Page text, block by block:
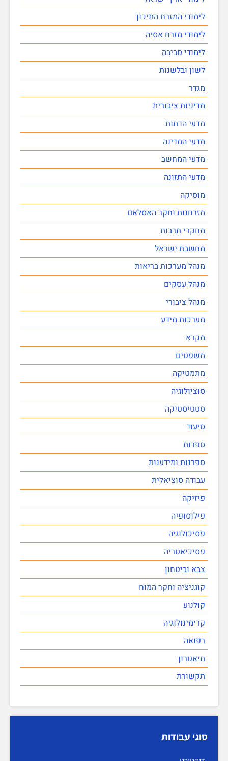
לימודי המזרח התיכון
לימודי מזרח אסיה
לימודי סביבה
לשון ובלשנות
מגדר
מדיניות ציבורית
מדעי הדתות
מדעי המדינה
מדעי המחשב
מדעי התזונה
מוסיקה
מזרחנות וחקר האסלאם
מחקרי תרבות
מחשבת ישראל
מנהל מערכות בריאות
מנהל עסקים
מנהל ציבורי
מערכות מידע
מקרא
משפטים
מתמטיקה
סוציולוגיה
סטטיסטיקה
סיעוד
ספרות
ספרנות ומידענות
עבודה סוציאלית
פיזיקה
פילוסופיה
פסיכולוגיה
פסיכיאטריה
צבא וביטחון
קוגניציה וחקר המוח
קולנוע
קרימינולוגיה
רפואה
תיאטרון
תקשורת
סוגי עבודות